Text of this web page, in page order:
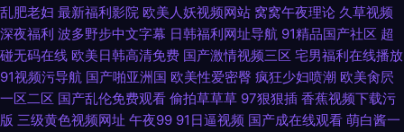
乱肥老妇 最新福利影院 欧美人妖视频网站 窝窝午夜理论 久草视频
深夜福利 波多野步中文字幕 日韩福利网址导航 91精品国产社区 超
碰无码在线 欧美日韩高清免费 国产激情视频三区 宅男福利在线播放
91视频污导航 国产啪亚洲国 欧美性爱密臀 疯狂少妇喷潮 欧美肏屄
一区二区 国产乱伦免费观看 偷拍草草草 97狠狠插 香蕉视频下载污
版 三级黄色视频网址 午夜99 91日逼视频 国产成在线观看 萌白酱一